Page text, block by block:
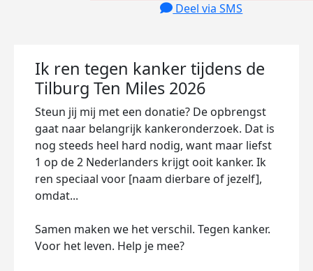
Deel via SMS
Ik ren tegen kanker tijdens de
Tilburg Ten Miles 2026
Steun jij mij met een donatie? De opbrengst
gaat naar belangrijk kankeronderzoek. Dat is
nog steeds heel hard nodig, want maar liefst
1 op de 2 Nederlanders krijgt ooit kanker. Ik
ren speciaal voor [naam dierbare of jezelf],
omdat...
Samen maken we het verschil. Tegen kanker.
Voor het leven. Help je mee?